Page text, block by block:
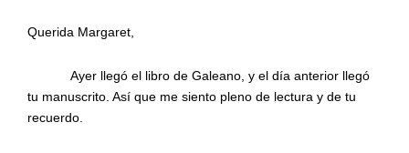
Querida Margaret,
Ayer llegó el libro de Galeano, y el día anterior llegó
tu manuscrito. Así que me siento pleno de lectura y de tu
recuerdo.